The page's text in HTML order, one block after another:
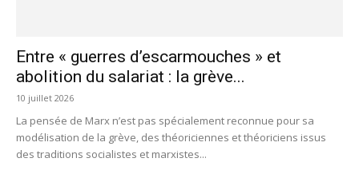
Entre « guerres d’escarmouches » et
abolition du salariat : la grève...
10 juillet 2026
La pensée de Marx n’est pas spécialement reconnue pour sa
modélisation de la grève, des théoriciennes et théoriciens issus
des traditions socialistes et marxistes...